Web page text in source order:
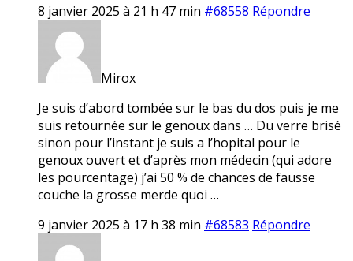
8 janvier 2025 à 21 h 47 min #68558 Répondre
Mirox
Je suis d’abord tombée sur le bas du dos puis je me
suis retournée sur le genoux dans … Du verre brisé
sinon pour l’instant je suis a l’hopital pour le
genoux ouvert et d’après mon médecin (qui adore
les pourcentage) j’ai 50 % de chances de fausse
couche la grosse merde quoi …
9 janvier 2025 à 17 h 38 min #68583 Répondre